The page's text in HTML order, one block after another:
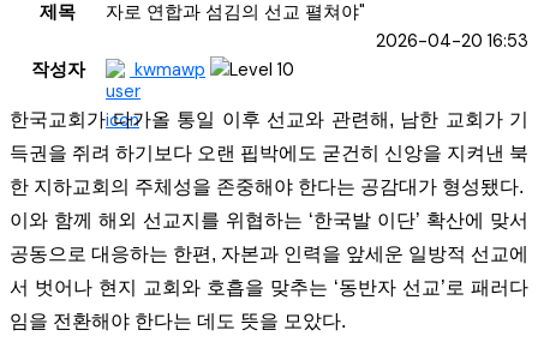
제목
자로 연합과 섬김의 선교 펼쳐야"
2026-04-20 16:53
작성자
kwmawp
한국교회가 다가올 통일 이후 선교와 관련해, 남한 교회가 기
득권을 쥐려 하기보다 오랜 핍박에도 굳건히 신앙을 지켜낸 북
한 지하교회의 주체성을 존중해야 한다는 공감대가 형성됐다.
이와 함께 해외 선교지를 위협하는 ‘한국발 이단’ 확산에 맞서
공동으로 대응하는 한편, 자본과 인력을 앞세운 일방적 선교에
서 벗어나 현지 교회와 호흡을 맞추는 ‘동반자 선교’로 패러다
임을 전환해야 한다는 데도 뜻을 모았다.